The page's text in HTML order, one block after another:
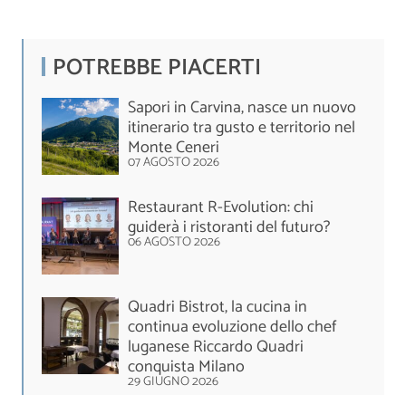
POTREBBE PIACERTI
Sapori in Carvina, nasce un nuovo
itinerario tra gusto e territorio nel
Monte Ceneri
07 AGOSTO 2026
Restaurant R-Evolution: chi
guiderà i ristoranti del futuro?
06 AGOSTO 2026
Quadri Bistrot, la cucina in
continua evoluzione dello chef
luganese Riccardo Quadri
conquista Milano
29 GIUGNO 2026